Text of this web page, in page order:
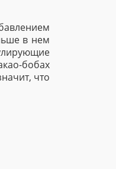
в нем
бобах
что